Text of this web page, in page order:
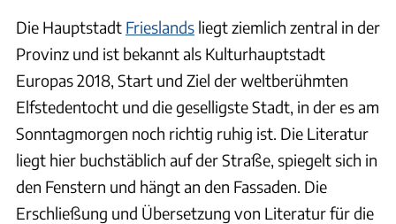
Die Hauptstadt Frieslands liegt ziemlich zentral in der
Provinz und ist bekannt als Kulturhauptstadt
Europas 2018, Start und Ziel der weltberühmten
Elfstedentocht und die geselligste Stadt, in der es am
Sonntagmorgen noch richtig ruhig ist. Die Literatur
liegt hier buchstäblich auf der Straße, spiegelt sich in
den Fenstern und hängt an den Fassaden. Die
Erschließung und Übersetzung von Literatur für die